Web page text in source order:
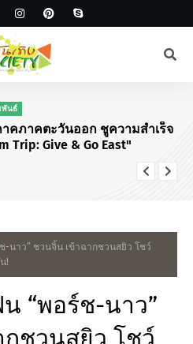
ชค” กลับมาเติมเต็มความคิดถึง
ใหม่ “I’ve Got You” ครั้งแรกใน
-นาว” ชวนจิ้น เข้าฉากชวนสยิว โชว์
!
“พอร์ช-นาว”